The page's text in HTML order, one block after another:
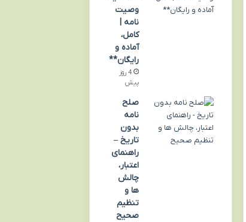
وصیت
نامه |
کامل،
آماده و
رایگان**
4 روز
پیش
صلح
نامه
بدون
تاریخ –
راهنمای
اعتبار،
چالش
ها و
تنظیم
صحیح